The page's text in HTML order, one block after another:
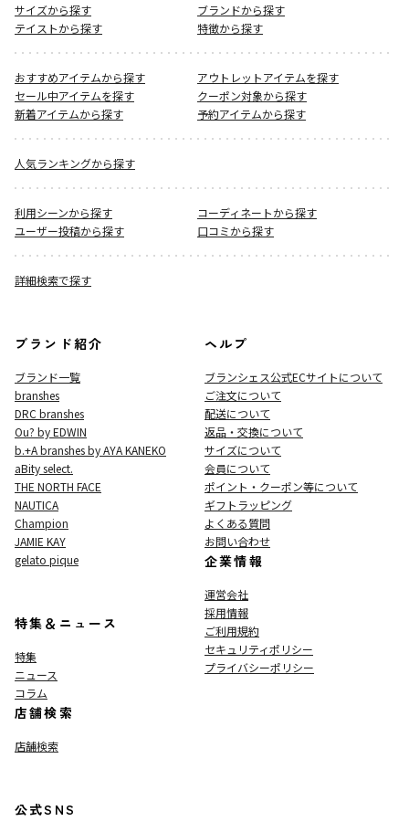
サイズから探す
ブランドから探す
テイストから探す
特徴から探す
おすすめアイテムから探す
アウトレットアイテムを探す
セール中アイテムを探す
クーポン対象から探す
新着アイテムから探す
予約アイテムから探す
人気ランキングから探す
利用シーンから探す
コーディネートから探す
ユーザー投稿から探す
口コミから探す
詳細検索で探す
ブランド紹介
ブランド一覧
branshes
DRC branshes
Ou? by EDWIN
b.+A branshes by AYA KANEKO
aBity select.
THE NORTH FACE
NAUTICA
Champion
JAMIE KAY
gelato pique
特集＆ニュース
特集
ニュース
コラム
店舗検索
店舗検索
ヘルプ
ブランシェス公式ECサイトについて
ご注文について
配送について
返品・交換について
サイズについて
会員について
ポイント・クーポン等について
ギフトラッピング
よくある質問
お問い合わせ
企業情報
運営会社
採用情報
ご利用規約
セキュリティポリシー
プライバシーポリシー
公式SNS